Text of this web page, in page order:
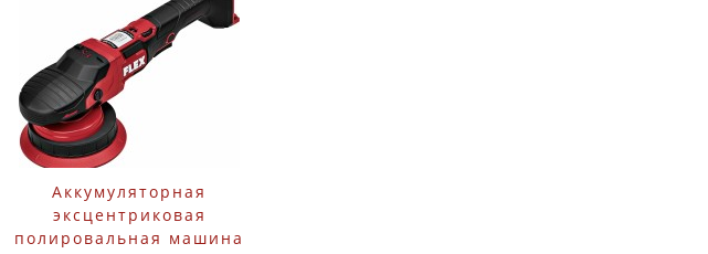
Аккумуляторная
эксцентриковая
полировальная машина